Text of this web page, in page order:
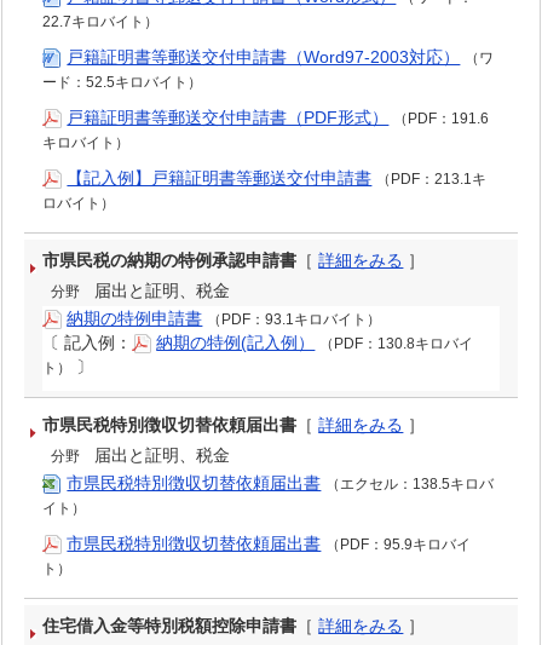
22.7キロバイト）
戸籍証明書等郵送交付申請書（Word97-2003対応）
（ワ
ード：52.5キロバイト）
戸籍証明書等郵送交付申請書（PDF形式）
（PDF：191.6
キロバイト）
【記入例】戸籍証明書等郵送交付申請書
（PDF：213.1キ
ロバイト）
市県民税の納期の特例承認申請書 ［詳細をみる ］
分野
届出と証明、税金
納期の特例申請書
（PDF：93.1キロバイト）
〔記入例： 納期の特例(記入例）
（PDF：130.8キロバイ
ト）
〕
市県民税特別徴収切替依頼届出書 ［詳細をみる ］
分野
届出と証明、税金
市県民税特別徴収切替依頼届出書
（エクセル：138.5キロバ
イト）
市県民税特別徴収切替依頼届出書
（PDF：95.9キロバイ
ト）
住宅借入金等特別税額控除申請書 ［詳細をみる ］